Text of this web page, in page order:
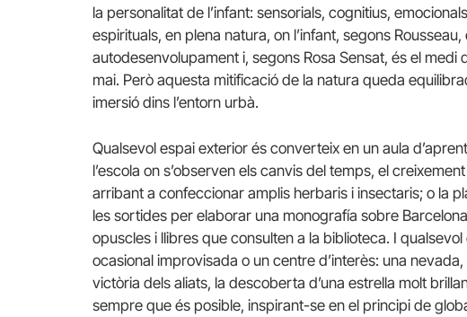
la personalitat de l’infant: sensorials, cognitius,
espirituals, en plena natura, on l’infant, segons
autodesenvolupament i, segons Rosa Sensat, és el medi
mai. Però aquesta mitificació de la natura queda
imersió dins l’entorn urbà.
Qualsevol espai exterior és converteix en un aula
l’escola on s’observen els canvis del temps, el
arribant a confeccionar amplis herbaris i insectaris; o la
les sortides per elaborar una monografía sobre
opuscles i llibres que consulten a la biblioteca. I
ocasional improvisada o un centre d’interès: una
victòria dels aliats, la descoberta d’una estrella molt
sempre que és posible, inspirant-se en el principi de